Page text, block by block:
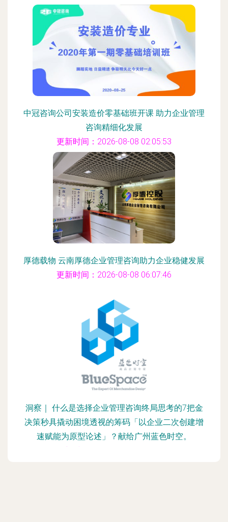
中冠咨询公司安装造价零基础班开课 助力企业管理
咨询精细化发展
更新时间：2026-08-08 02:05:53
厚德载物 云南厚德企业管理咨询助力企业稳健发展
更新时间：2026-08-08 06:07:46
洞察｜ 什么是选择企业管理咨询终局思考的7把金
决策秒具撬动困境透视的筹码「以企业二次创建增
速赋能为原型论述」？献给广州蓝色时空。